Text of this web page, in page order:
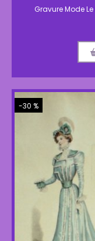
Gravure Mode
-30 %